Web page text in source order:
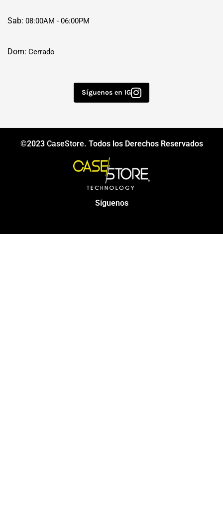
Sab: 08:00AM - 06:00PM
Dom: Cerrado
Síguenos en IG
©2023 CaseStore. Todos los Derechos Reservados
Síguenos